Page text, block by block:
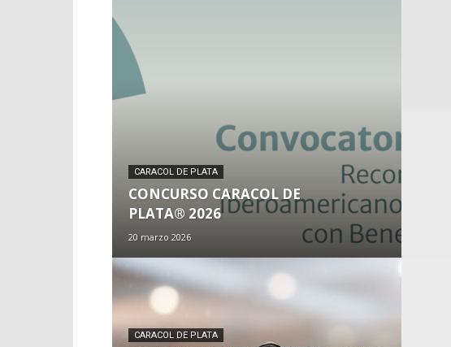
CARACOL DE PLATA
CONCURSO CARACOL DE
PLATA® 2026
20 marzo 2026
CARACOL DE PLATA